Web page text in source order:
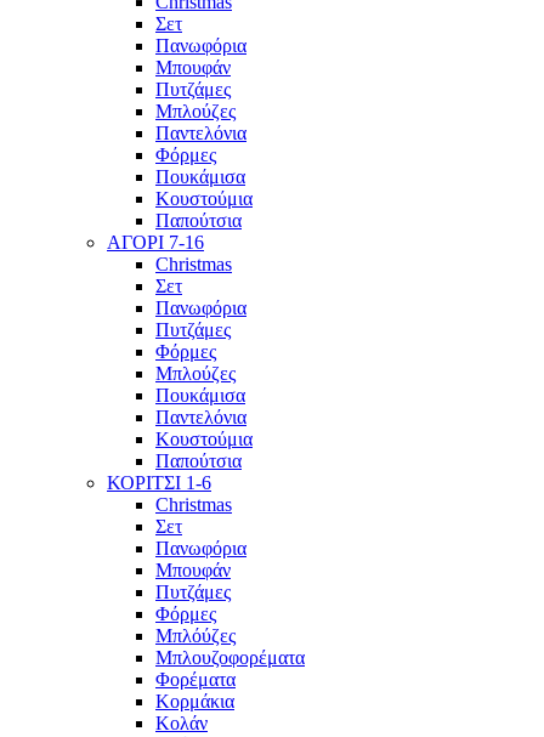
Σετ
Πανωφόρια
Μπουφάν
Πυτζάμες
Μπλούζες
Παντελόνια
Φόρμες
Πουκάμισα
Κουστούμια
Παπούτσια
ΑΓΟΡΙ 7-16
Christmas
Σετ
Πανωφόρια
Πυτζάμες
Φόρμες
Μπλούζες
Πουκάμισα
Παντελόνια
Κουστούμια
Παπούτσια
ΚΟΡΙΤΣΙ 1-6
Christmas
Σετ
Πανωφόρια
Μπουφάν
Πυτζάμες
Φόρμες
Μπλόύζες
Μπλουζοφορέματα
Φορέματα
Κορμάκια
Κολάν